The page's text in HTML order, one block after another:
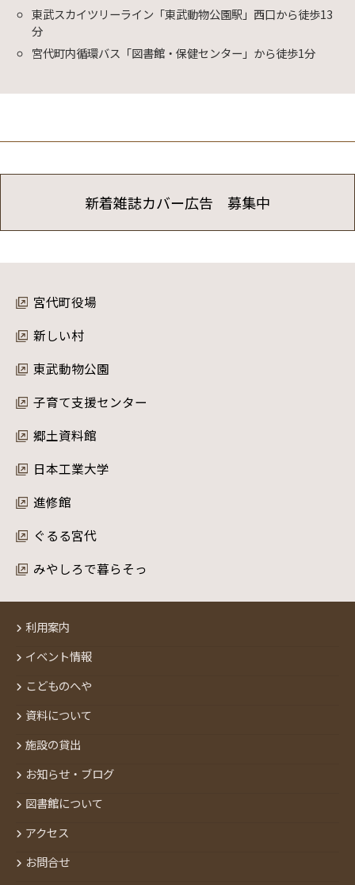
東武スカイツリーライン「東武動物公園駅」西口から徒歩13
分
宮代町内循環バス「図書館・保健センター」から徒歩1分
新着雑誌カバー広告 募集中
宮代町役場
新しい村
東武動物公園
子育て支援センター
郷土資料館
日本工業大学
進修館
ぐるる宮代
みやしろで暮らそっ
利用案内
イベント情報
こどものへや
資料について
施設の貸出
お知らせ・ブログ
図書館について
アクセス
お問合せ